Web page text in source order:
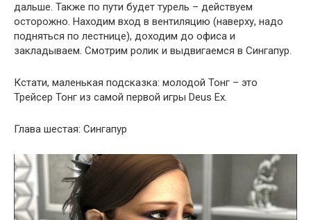
дальше. Также по пути будет турель – действуем
осторожно. Находим вход в вентиляцию (наверху, надо
подняться по лестнице), доходим до офиса и
закладываем. Смотрим ролик и выдвигаемся в Сингапур.
Кстати, маленькая подсказка: молодой Тонг – это
Трейсер Тонг из самой первой игры Deus Ex.
Глава шестая: Сингапур